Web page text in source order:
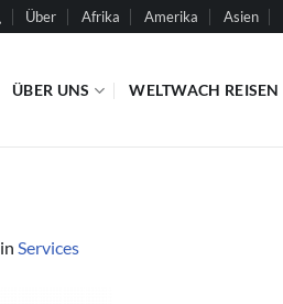
Über Afrika Amerika Asien
ÜBER UNS WELTWACH REISEN
in Services